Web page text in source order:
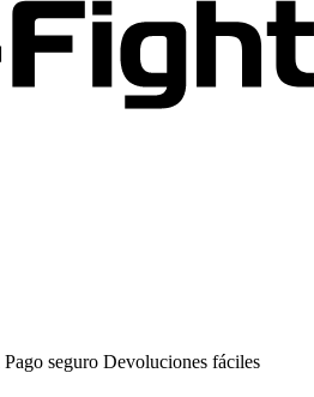
Pago seguro Devoluciones fáciles